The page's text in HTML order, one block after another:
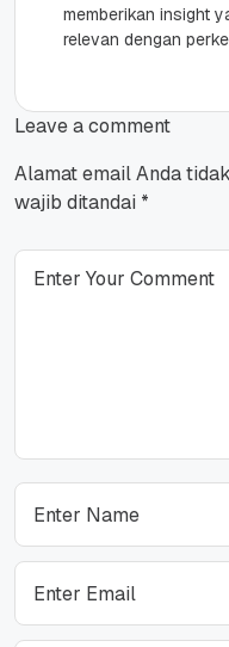
memberikan insight
relevan dengan
Leave a comment
Alamat email Anda
wajib ditandai *